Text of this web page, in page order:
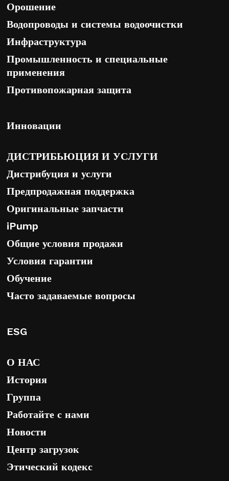
Орошение
Водопроводы и системы водоочистки
Инфраструктура
Промышленность и специальные
применения
Противопожарная защита
Инновации
ДИСТРИБЬЮЦИЯ И УСЛУГИ
Дистрибуция и услуги
Предпродажная поддержка
Оригинальные запчасти
iPump
Общие условия продажи
Условия гарантии
Обучение
Часто задаваемые вопросы
ESG
О НАС
История
Группа
Работайте с нами
Новости
Центр загрузок
Этический кодекс